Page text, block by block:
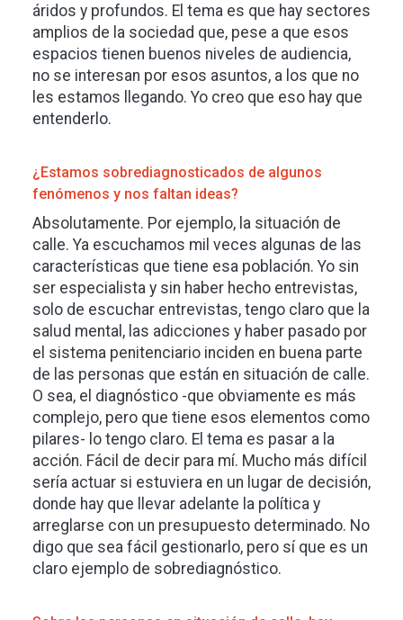
áridos y profundos. El tema es que hay sectores
amplios de la sociedad que, pese a que esos
espacios tienen buenos niveles de audiencia,
no se interesan por esos asuntos, a los que no
les estamos llegando. Yo creo que eso hay que
entenderlo.
¿Estamos sobrediagnosticados de algunos
fenómenos y nos faltan ideas?
Absolutamente. Por ejemplo, la situación de
calle. Ya escuchamos mil veces algunas de las
características que tiene esa población. Yo sin
ser especialista y sin haber hecho entrevistas,
solo de escuchar entrevistas, tengo claro que la
salud mental, las adicciones y haber pasado por
el sistema penitenciario inciden en buena parte
de las personas que están en situación de calle.
O sea, el diagnóstico -que obviamente es más
complejo, pero que tiene esos elementos como
pilares- lo tengo claro. El tema es pasar a la
acción. Fácil de decir para mí. Mucho más difícil
sería actuar si estuviera en un lugar de decisión,
donde hay que llevar adelante la política y
arreglarse con un presupuesto determinado. No
digo que sea fácil gestionarlo, pero sí que es un
claro ejemplo de sobrediagnóstico.